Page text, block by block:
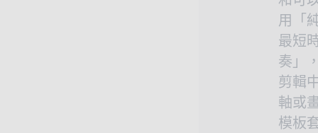
用「
最短
奏」
剪輯
軸或
模板